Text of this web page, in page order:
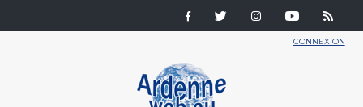
CONNEXION